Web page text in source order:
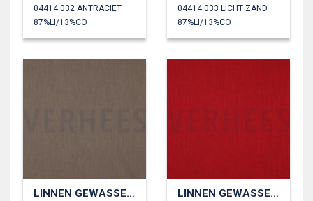
04414.032 ANTRACIET
87%LI/13%CO
04414.033 LICHT ZAND
87%LI/13%CO
LINNEN GEWASSEN 230 GM2 LINNEN GEWASSEN 230 GM2